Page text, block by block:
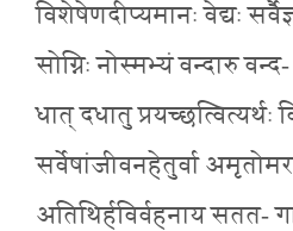
विशेषेणदीप्यमानः वेद्यः
सोग्निः नोस्मभ्यं वन्दारु
धात् दधातु प्रयच्छत्वित्यर्थः
सर्वेषांजीवनहेतुर्वा
अतिथिर्हविर्वहनाय सतत-